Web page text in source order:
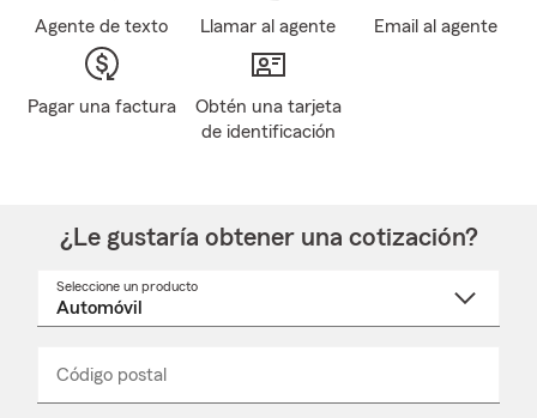
Agente de texto Llamar al agente Email al agente
Pagar una factura
Obtén una tarjeta
de identificación
¿Le gustaría obtener una cotización?
Seleccione un producto
desplegable
Código postal
_____